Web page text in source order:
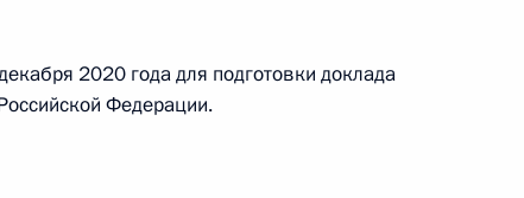
2020 года для подготовки доклада
Федерации.